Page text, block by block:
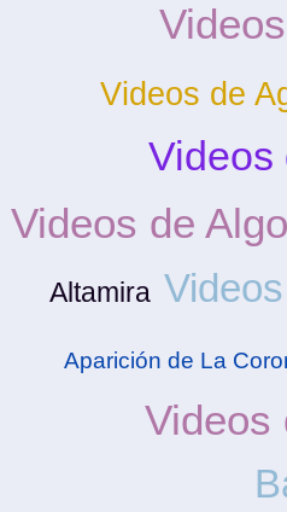
Videos de
Videos
Videos de
Altamira
Aparición de La
Videos